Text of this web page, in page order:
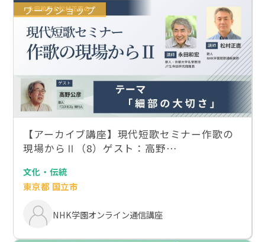
ワークショップ
【アーカイブ講座】現代短歌セミナー作歌の
現場からⅡ（8）ゲスト：高野…
文化・伝統
東京都 国立市
NHK学園オンライン通信講座